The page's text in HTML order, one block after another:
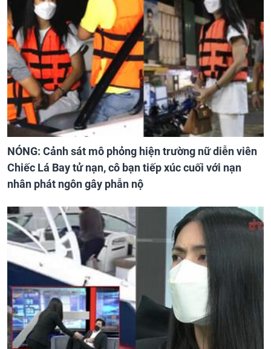
NÓNG: Cảnh sát mô phỏng hiện trường nữ diễn viên
Chiếc Lá Bay tử nạn, cô bạn tiếp xúc cuối với nạn
nhân phát ngôn gây phẫn nộ